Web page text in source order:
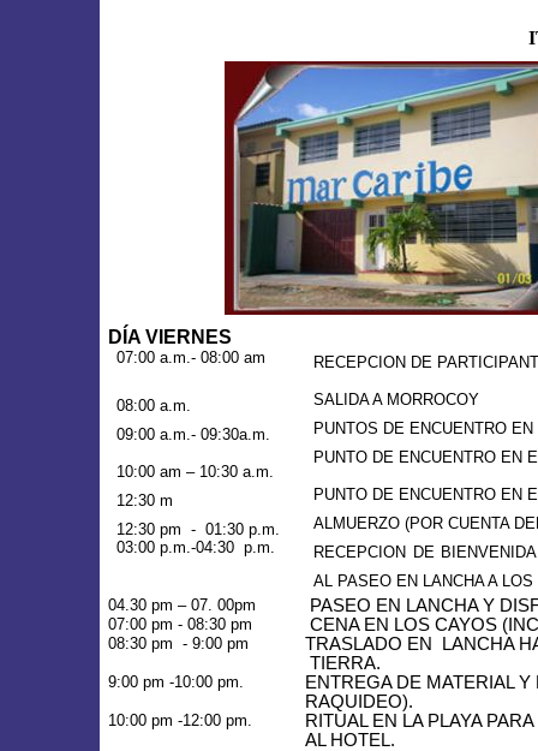
DÍA VIERNES
07:00 a.m.- 08:00 am RECEPCION DE
08:00 a.m.
SALIDA A MORROCOY
09:00 a.m.- 09:30a.m.
PUNTOS DE ENCUENTRO
10:00 am – 10:30 a.m.
PUNTO DE ENCUENTRO EN
12:30 m
PUNTO DE ENCUENTRO EN
12:30 pm - 01:30 p.m.
ALMUERZO (POR CUENTA
03:00 p.m.-04:30 p.m.
RECEPCION DE
AL PASEO EN LANCHA A
04.30 pm – 07. 00pm
PASEO EN LANCHA Y
07:00 pm - 08:30 pm CENA EN LOS CAYOS
08:30 pm - 9:00 pm TRASLADO EN
LANCHA
TIERRA.
9:00 pm -10:00 pm.
ENTREGA DE MATERIAL
RAQUIDEO).
10:00 pm -12:00 pm. RITUAL EN LA PLAYA PARA
AL HOTEL.